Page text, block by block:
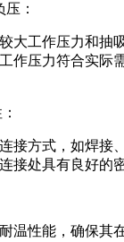
：
大工作压力和抽吸
作压力符合实际
接方式，如焊接
接处具有良好的
温性能，确保其